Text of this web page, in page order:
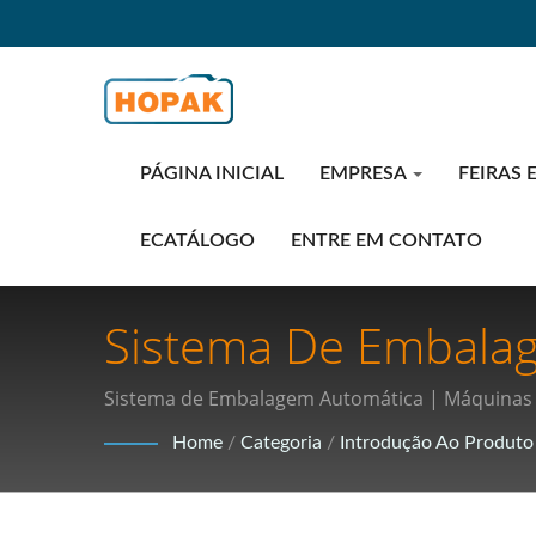
PÁGINA INICIAL EMPRESA FEIRAS
ECATÁLOGO ENTRE EM CONTATO
Sistema De
Da Indústria 4.0:
Embalagens De
Sistema de Embalagem Automática |
Home / Categoria / Introdução Ao Produto